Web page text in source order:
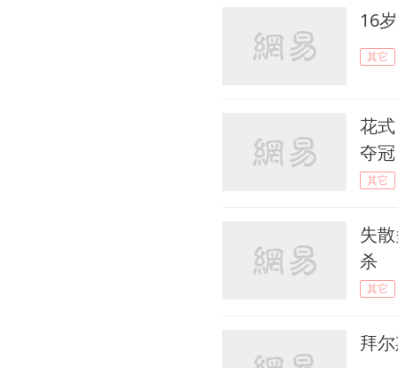
16
其它
花
夺冠
其它
失散
杀
其它
拜